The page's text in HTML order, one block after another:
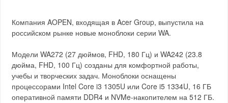
Компания AOPEN, входящая в Acer Group, выпустила на
российском рынке новые моноблоки серии WA.
Модели WA272 (27 дюймов, FHD, 180 Гц) и WA242 (23.8
дюйма, FHD, 100 Гц) созданы для комфортной работы,
учебы и творческих задач. Моноблоки оснащены
процессорами Intel Core i3 1305U или Core i5 1334U, 16 ГБ
оперативной памяти DDR4 и NVMe-накопителем на 512 ГБ.